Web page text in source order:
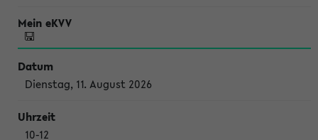
Dienstag, 11. August 2026
10-12